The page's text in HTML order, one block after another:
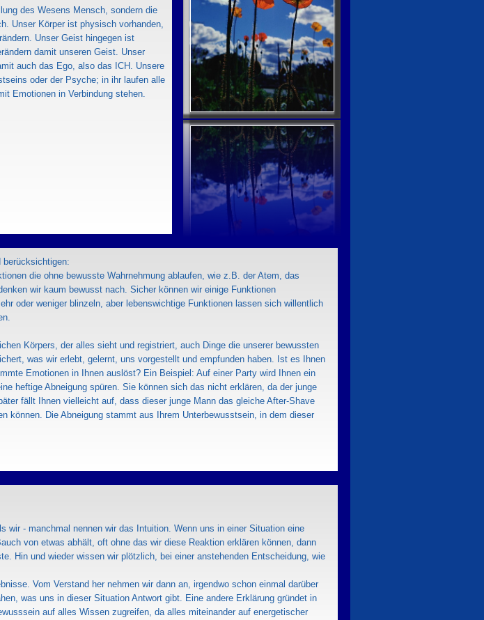
des Wesens Mensch, sondern die
Unser Körper ist physisch vorhanden,
Unser Geist hingegen ist
damit unseren Geist. Unser
auch das Ego, also das ICH. Unsere
oder der Psyche; in ihr laufen alle
Emotionen in Verbindung stehen.
berücksichtigen:
die ohne bewusste Wahrnehmung ablaufen, wie z.B. der Atem, das
wir kaum bewusst nach. Sicher können wir einige Funktionen
oder weniger blinzeln, aber lebenswichtige Funktionen lassen sich willentlich
Körpers, der alles sieht und registriert, auch Dinge die unserer bewussten
was wir erlebt, gelernt, uns vorgestellt und empfunden haben. Ist es Ihnen
Emotionen in Ihnen auslöst? Ein Beispiel: Auf einer Party wird Ihnen ein
heftige Abneigung spüren. Sie können sich das nicht erklären, da der junge
fällt Ihnen vielleicht auf, dass dieser junge Mann das gleiche After-Shave
können. Die Abneigung stammt aus Ihrem Unterbewusstsein, in dem dieser
wir - manchmal nennen wir das Intuition. Wenn uns in einer Situation eine
von etwas abhält, oft ohne das wir diese Reaktion erklären können, dann
Hin und wieder wissen wir plötzlich, bei einer anstehenden Entscheidung, wie
Vom Verstand her nehmen wir dann an, irgendwo schon einmal darüber
was uns in dieser Situation Antwort gibt. Eine andere Erklärung gründet in
auf alles Wissen zugreifen, da alles miteinander auf energetischer